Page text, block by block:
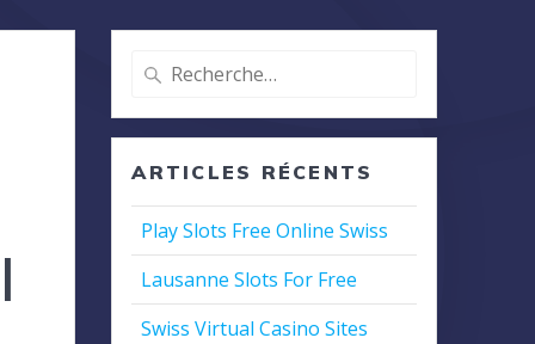
Recherche
:
ARTICLES RÉCENTS
Play Slots Free Online Swiss
Lausanne Slots For Free
Swiss Virtual Casino Sites